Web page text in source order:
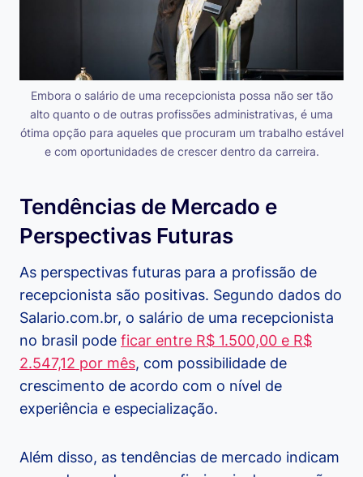
Embora o salário de uma recepcionista possa não ser tão
alto quanto o de outras profissões administrativas, é uma
ótima opção para aqueles que procuram um trabalho estável
e com oportunidades de crescer dentro da carreira.
Tendências de Mercado e
Perspectivas Futuras
As perspectivas futuras para a profissão de
recepcionista são positivas. Segundo dados do
Salario.com.br, o salário de uma recepcionista
no brasil pode ficar entre R$ 1.500,00 e R$
2.547,12 por mês, com possibilidade de
crescimento de acordo com o nível de
experiência e especialização.
Além disso, as tendências de mercado indicam